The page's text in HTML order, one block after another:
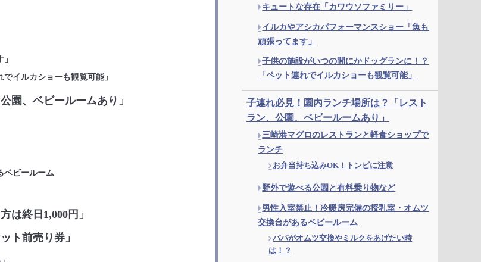
イルカショーも観覧可能」
園、ベビールームあり」
ベビールーム
は終日1,000円」
ト前売り券」
キュートな存在「カワウソファミリー」
イルカやアシカパフォーマンスショー「魚も
頑張ってます」
子供の施設がいつの間にかドッグランに！？
「ペット連れでイルカショーも観覧可能」
子連れ必見！園内ランチ場所は？「レスト
ラン、公園、ベビールームあり」
三崎港マグロのレストランと軽食ショップで
ランチ
お弁当持ち込みOK！トンビに注意
野外で遊べる公園と有料乗り物など
男性入室禁止！冷暖房完備の授乳室・オムツ
交換台があるベビールーム
パパがオムツ交換やミルクをあげたい時
は！？